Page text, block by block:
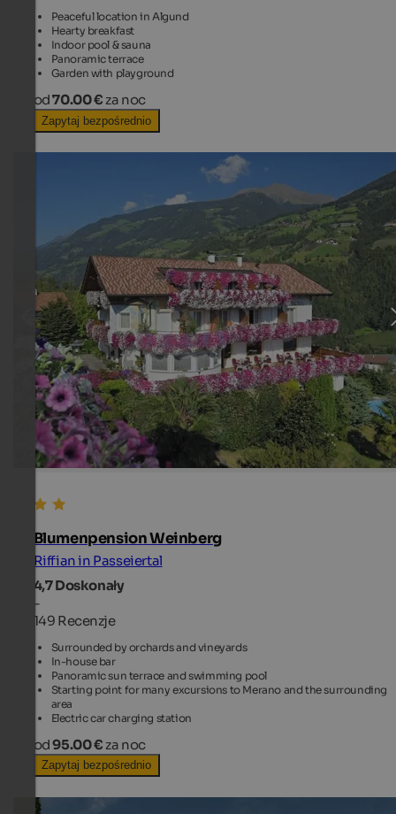
Peaceful location in Algund
Hearty breakfast
Indoor pool & sauna
Panoramic terrace
Garden with playground
od70.00 € za noc
Zapytaj bezpośrednio
Blumenpension Weinberg
Riffian in Passeiertal
4,7Doskonały
-
149 Recenzje
Surrounded by orchards and vineyards
In-house bar
Panoramic sun terrace and swimming pool
Starting point for many excursions to Merano and the surrounding
area
Electric car charging station
od95.00 € za noc
Zapytaj bezpośrednio